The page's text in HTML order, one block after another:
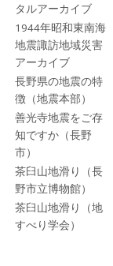
タルアーカイブ
1944年昭和東南海
地震諏訪地域災害
アーカイブ
長野県の地震の特
徴（地震本部）
善光寺地震をご存
知ですか（長野
市）
茶臼山地滑り（長
野市立博物館）
茶臼山地滑り（地
すべり学会）